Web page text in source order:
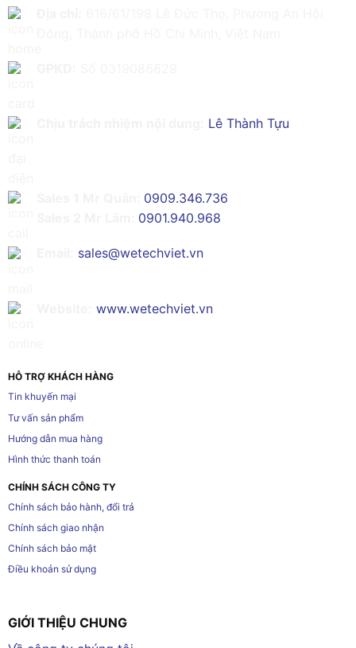
Lê Thành Tựu
0909.346.736
0901.940.968
sales@wetechviet.vn
www.wetechviet.vn
HỖ TRỢ KHÁCH HÀNG
Tin khuyến mại
Tư vấn sản phẩm
Hướng dẫn mua hàng
Hình thức thanh toán
CHÍNH SÁCH CÔNG TY
Chính sách bảo hành, đổi trả
Chính sách giao nhận
Chính sách bảo mật
Điều khoản sử dụng
GIỚI THIỆU CHUNG